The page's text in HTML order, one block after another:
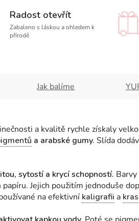
Radost otevřít
Zabaleno s láskou a ohledem k
přírodě
Jak balíme
a kvalitě rychle získaly
a arabské gumy. Slída
sytostí a krycí schopností.
papíru. Jejich použitím jednoduše
na efektivní kaligrafii a